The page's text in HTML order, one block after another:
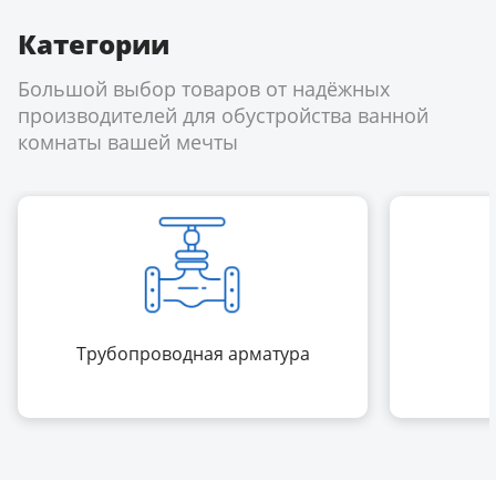
Категории
Большой выбор товаров от надёжных
производителей для обустройства ванной
комнаты вашей мечты
Трубопроводная арматура